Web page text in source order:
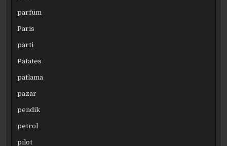
parfüm
Paris
parti
Patates
patlama
pazar
pendik
petrol
pilot